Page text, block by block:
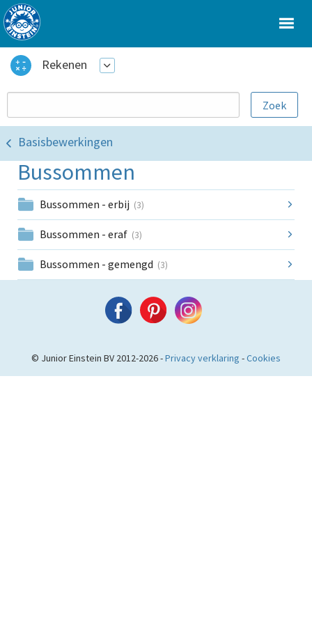
Rekenen
Basisbewerkingen
Bussommen
Bussommen - erbij (3)
Bussommen - eraf (3)
Bussommen - gemengd (3)
© Junior Einstein BV 2012-2026 -Privacy verklaring -Cookies